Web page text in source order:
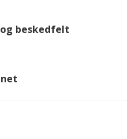
beskedfelt